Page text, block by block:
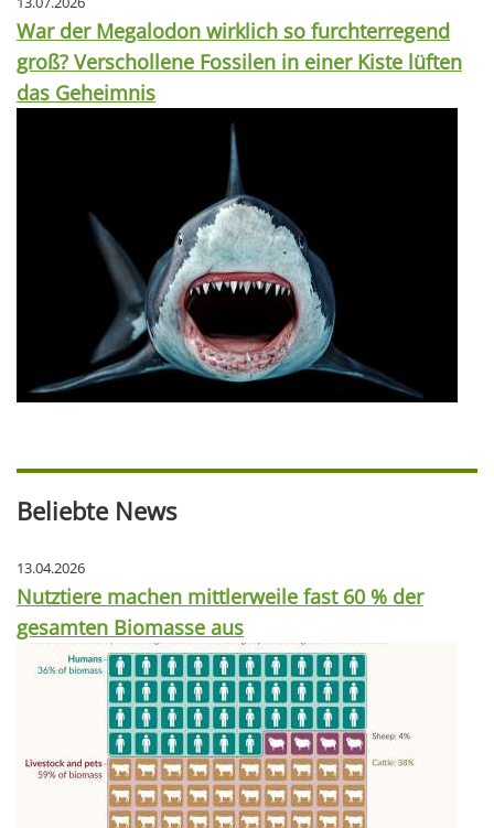
War der Megalodon wirklich so furchterregend
groß? Verschollene Fossilen in einer Kiste lüften
das Geheimnis
Beliebte News
13.04.2026
Nutztiere machen mittlerweile fast 60 % der
gesamten Biomasse aus